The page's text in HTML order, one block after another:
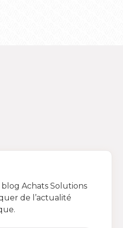
Achats Solutions
de l’actualité